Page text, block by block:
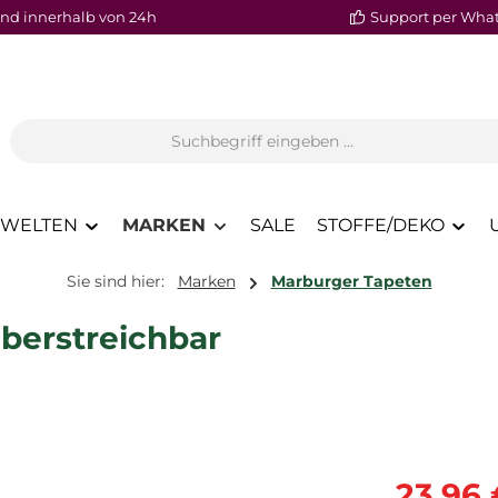
innerhalb von 24h Support per
MARKEN SALE STOFFE/DEKO
Sie sind hier: Marken Marburger Tapeten